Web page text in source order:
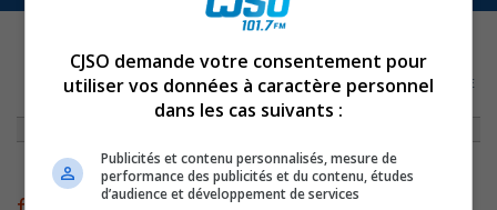
ACCUEIL»ACTUALITÉS »AUCUNE PERTURBATION PRÉVUE AU CÉGEP DE
CJSO demande votre consentement pour
utiliser vos données à caractère personnel
dans les cas suivants :
Publicités et contenu personnalisés, mesure de
performance des publicités et du contenu, études
d’audience et développement de services